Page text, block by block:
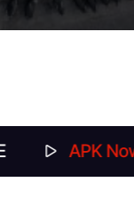
APK Now :